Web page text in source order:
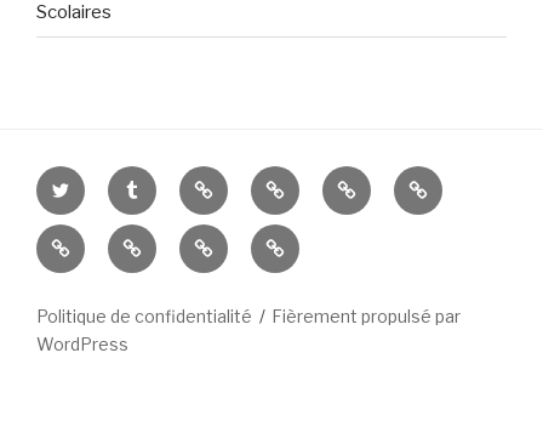
Scolaires
Twitter Tumblr FeedbooksBabelio Rose
et
Amazon
Culturebox
Est
Républicain
Nancybuzz
Le
Républicain
Politique de confidentialité
Fièrement propulsé par
WordPress